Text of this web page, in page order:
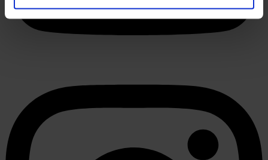
scannen op specifieke eigenschappen (fingerprinting)
Lees meer over hoe uw persoonlijke gegevens worden
verwerkt en stel uw voorkeuren in hetdetailgedeelte
We gebruiken cookies om content en advertenties te
personaliseren, om functies voor social media te bieden
en om ons websiteverkeer te analyseren. Ook delen we
informatie over uw gebruik van onze site met onze
partners voor social media, adverteren en analyse. Deze